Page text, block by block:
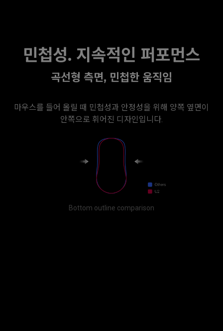
민첩성. 지속적인 퍼포먼스
곡선형 측면, 민첩한 움직임
마우스를 들어 올릴 때 민첩성과 안정성을 위해 양쪽 옆면이
안쪽으로 휘어진 디자인입니다.
Bottom outline comparison​